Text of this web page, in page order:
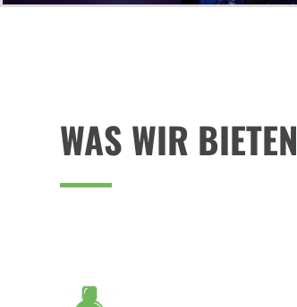
WAS WIR BIETEN